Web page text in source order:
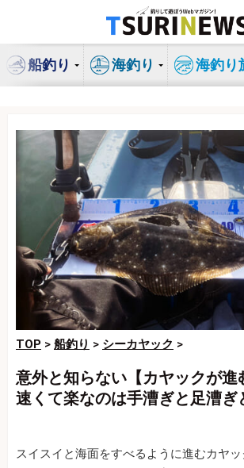
ン
船釣り 海釣り 海釣り
TOP > 船釣り > シーカヤック >
意外と知らない【カヤックが進
速くて楽なのは手漕ぎと足漕ぎ
スイスイと海面をすべるように進むカヤ